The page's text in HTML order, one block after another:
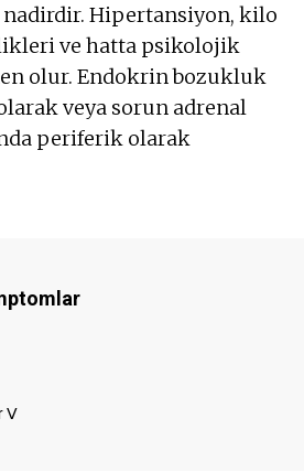
Hipertansiyon, kilo
ve hatta psikolojik
olur. Endokrin bozukluk
veya sorun adrenal
periferik olarak
ᐯ